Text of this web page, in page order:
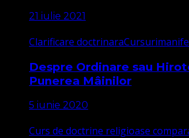
21 iulie 2021
Clarificare doctrinaraCursuri
Despre Ordinare sau
Punerea Mâinilor
5 iunie 2020
Curs de doctrine religioase